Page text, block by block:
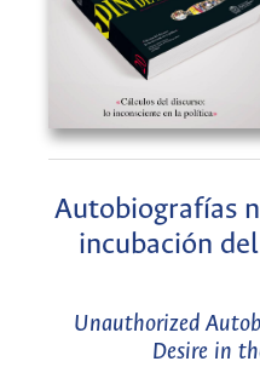
Autobiografías
incubación
Unauthorized
Desire in